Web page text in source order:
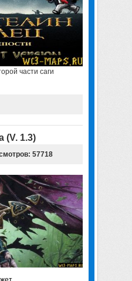
части саги
(V. 1.3)
57718